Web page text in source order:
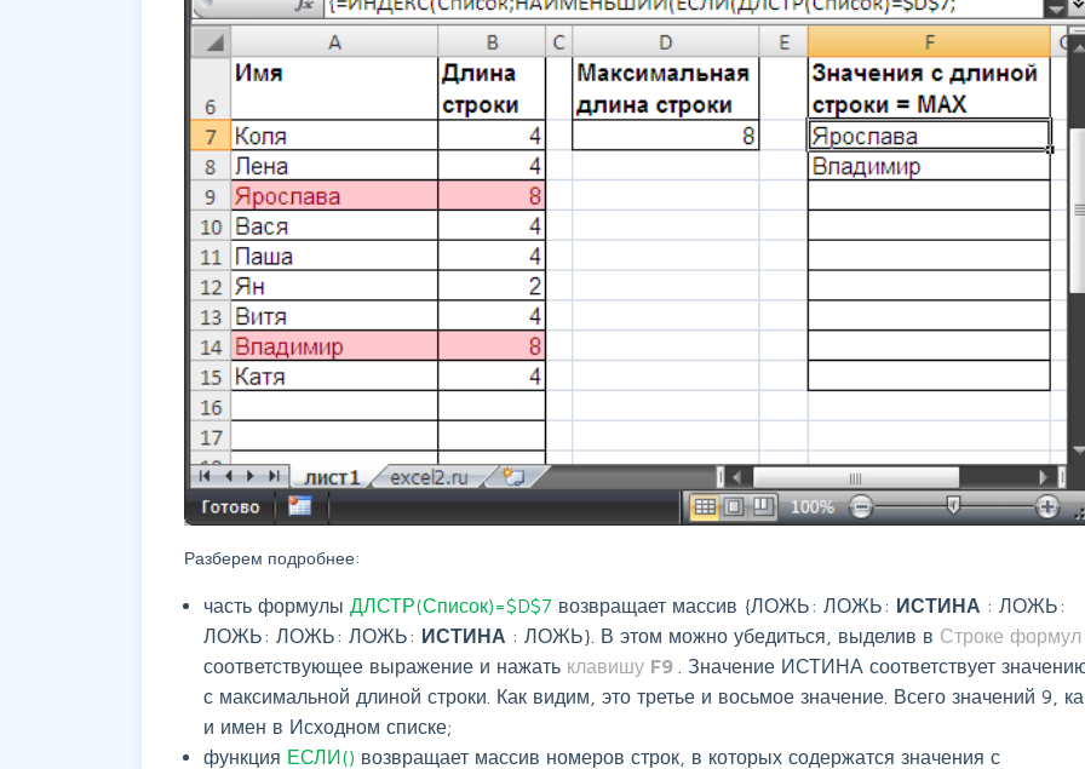
Разберем подробнее:
часть формулы ДЛСТР(Список)=$D$7 возвращает массив {ЛОЖЬ: ЛОЖЬ: ИСТИНА : ЛОЖЬ:
ЛОЖЬ: ЛОЖЬ: ЛОЖЬ: ИСТИНА : ЛОЖЬ}. В этом можно убедиться, выделив в Строке формул
соответствующее выражение и нажать клавишу F9
. Значение ИСТИНА соответствует
с максимальной длиной строки. Как видим, это третье и восьмое значение. Всего значений 9,
и имен в Исходном списке;
функция ЕСЛИ() возвращает массив номеров строк, в которых содержатся значения с